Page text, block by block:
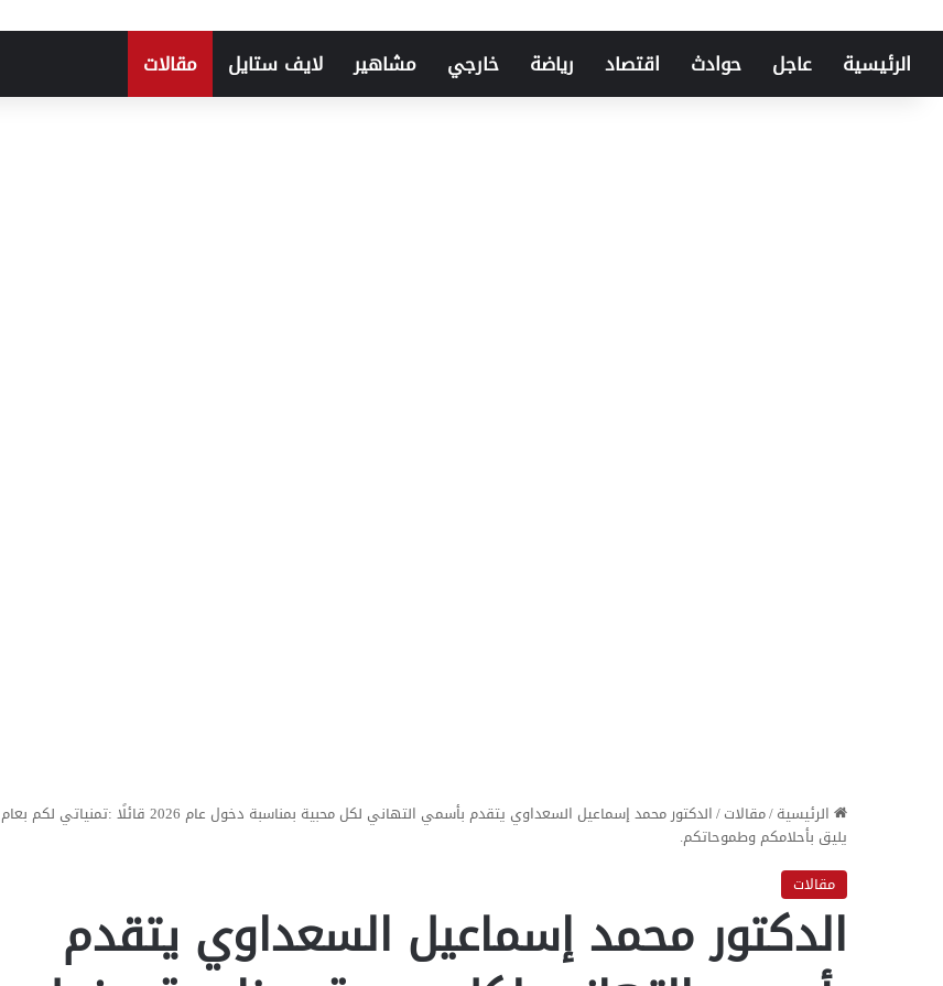
الرئيسية عاجل حوادث اقتصاد رياضة خارجي مشاهير لايف ستايل مقالات
الرئيسية/مقالات/
الدكتور محمد إسماعيل السعداوي يتقدم بأسمي التهاني لكل محبية بمناسبة دخول عام 2026 قائلًا :تمنياتي لكم بعام
يليق بأحلامكم وطموحاتكم.
مقالات
الدكتور محمد إسماعيل السعداوي يتقدم